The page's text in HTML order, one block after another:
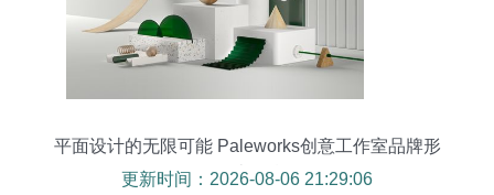
平面设计的无限可能 Paleworks创意工作室品牌形
象设计的精髓
更新时间：2026-08-06 21:29:06